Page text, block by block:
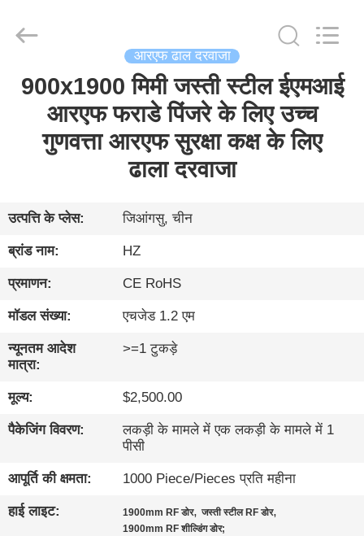
घर
उत्पादों
बारे
में
फ़ैक्टरी
दौरा
गुणवत्ता
नियंत्रण
संपर्क
करें
आरएफ ढाल दरवाजा
900x1900 मिमी जस्ती स्टील ईएमआई
आरएफ फराडे पिंजरे के लिए उच्च
गुणवत्ता आरएफ सुरक्षा कक्ष के लिए
ढाला दरवाजा
उत्पत्ति के प्लेस: जिआंगसु, चीन
ब्रांड नाम: HZ
प्रमाणन: CE RoHS
मॉडल संख्या: एचजेड 1.2 एम
न्यूनतम आदेश
मात्रा:
>=1 टुकड़े
मूल्य: $2,500.00
पैकेजिंग विवरण:
लकड़ी के मामले में एक लकड़ी के मामले में 1
पीसी
आपूर्ति की क्षमता: 1000 Piece/Pieces प्रति महीना
हाई लाइट: 1900mm RF डोर,जस्ती स्टील RF डोर,
1900mm RF शील्डिंग डोर;